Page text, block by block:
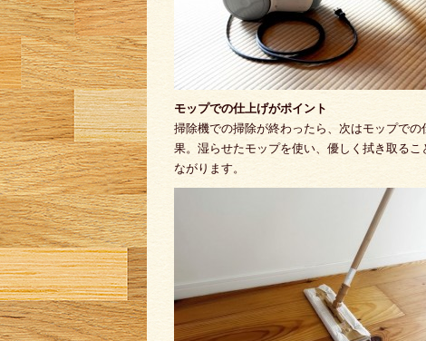
モップでの仕上げがポイント
掃除機での掃除が終わったら、次はモップで
果。湿らせたモップを使い、優しく拭き取る
ながります。